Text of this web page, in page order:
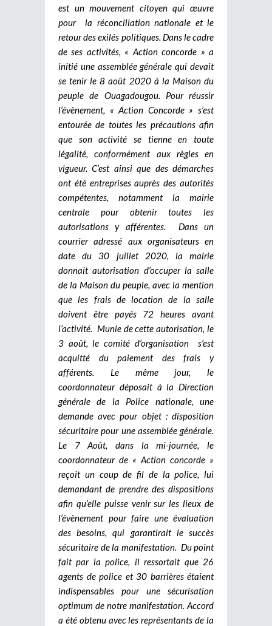
est un mouvement citoyen qui œuvre
pour la réconciliation nationale et le
retour des exilés politiques. Dans le cadre
de ses activités, « Action concorde » a
initié une assemblée générale qui devait
se tenir le 8 août 2020 à la Maison du
peuple de Ouagadougou. Pour réussir
l’évènement, « Action Concorde » s’est
entourée de toutes les précautions afin
que son activité se tienne en toute
légalité, conformément aux règles en
vigueur. C’est ainsi que des démarches
ont été entreprises auprès des autorités
compétentes, notamment la mairie
centrale pour obtenir toutes les
autorisations y afférentes. Dans un
courrier adressé aux organisateurs en
date du 30 juillet 2020, la mairie
donnait autorisation d’occuper la salle
de la Maison du peuple, avec la mention
que les frais de location de la salle
doivent être payés 72 heures avant
l’activité. Munie de cette autorisation, le
3 août, le comité d’organisation s’est
acquitté du paiement des frais y
afférents. Le même jour, le
coordonnateur déposait à la Direction
générale de la Police nationale, une
demande avec pour objet : disposition
sécuritaire pour une assemblée générale.
Le 7 Août, dans la mi-journée, le
coordonnateur de « Action concorde »
reçoit un coup de fil de la police, lui
demandant de prendre des dispositions
afin qu’elle puisse venir sur les lieux de
l’évènement pour faire une évaluation
des besoins, qui garantirait le succès
sécuritaire de la manifestation. Du point
fait par la police, il ressortait que 26
agents de police et 30 barrières étaient
indispensables pour une sécurisation
optimum de notre manifestation. Accord
a été obtenu avec les représentants de la